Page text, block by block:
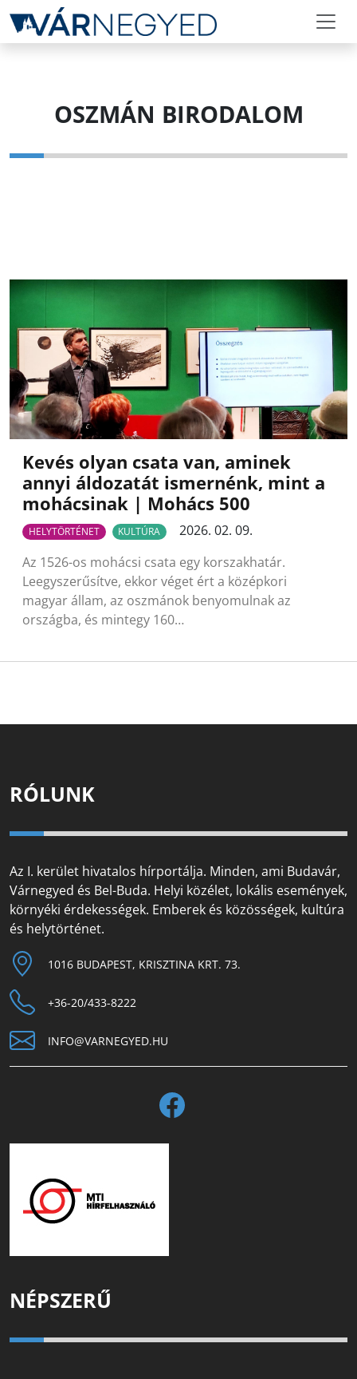
OSZMÁN BIRODALOM
Kevés olyan csata van, aminek
annyi áldozatát ismernénk, mint a
mohácsinak | Mohács 500
HELYTÖRTÉNET KULTÚRA
2026. 02. 09.
Az 1526-os mohácsi csata egy korszakhatár.
Leegyszerűsítve, ekkor véget ért a középkori
magyar állam, az oszmánok benyomulnak az
országba, és mintegy 160…
RÓLUNK
Az I. kerület hivatalos hírportálja. Minden, ami Budavár,
Várnegyed és Bel-Buda. Helyi közélet, lokális események,
környéki érdekességek. Emberek és közösségek, kultúra
és helytörténet.
1016 BUDAPEST, KRISZTINA KRT. 73.
+36-20/433-8222
INFO@VARNEGYED.HU
NÉPSZERŰ